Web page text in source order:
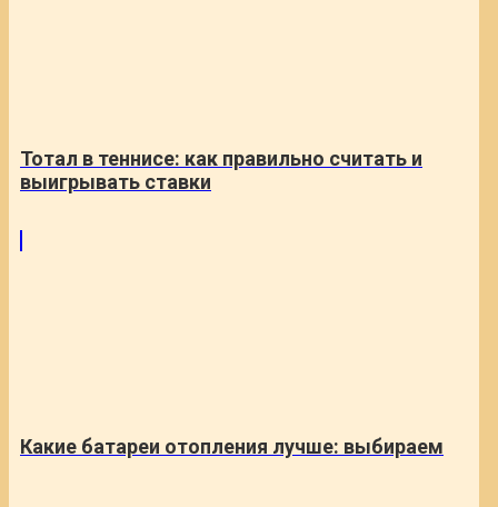
Тотал в теннисе: как правильно считать и
выигрывать ставки
Какие батареи отопления лучше: выбираем